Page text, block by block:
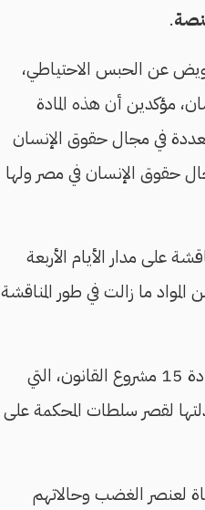
.
عن الحبس الاحتياطي،
مؤكدين أن هذه المادة
في مجال حقوق الإنسان
حقوق الإنسان في مصر ولها
على مدار الأيام الأربعة
ما زالت في طور المناقشة
وأشار الملواني إلى أن اللجنة التشريعية أخذت في الحسبان ملاحظات النقابة على المادة 15 مشروع القانون، التي
لقصر سلطات المحكمة على
لعنصر الغضب وحالاتهم